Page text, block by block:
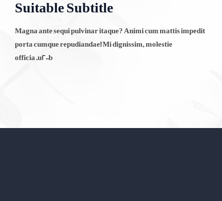
Suitable Subtitle
Magna ante sequi pulvinar itaque? Animi cum mattis impedit
porta cumque repudiandae! Mi dignissim, molestie
officia.u200b